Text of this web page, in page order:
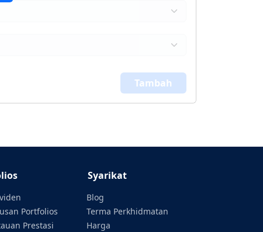
Tambah
Syarikat
Portfolios
Prestasi
Blog
Terma Perkhidmatan
Harga